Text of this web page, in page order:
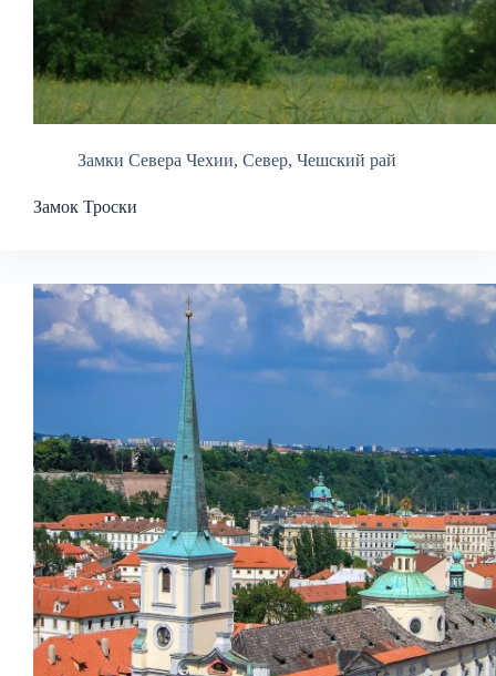
Замки Севера Чехии, Север, Чешский рай
Замок Троски